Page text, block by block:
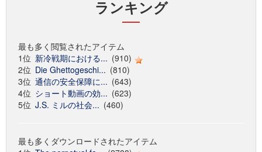
ランキング
最も多く閲覧されたアイテム
1位 新冷戦期における... (910)
2位 Die Ghettogeschi... (810)
3位 通信の安全保障に... (643)
4位 ショート動画の効... (623)
5位 J.S. ミルの社会... (460)
最も多くダウンロードされたアイテム